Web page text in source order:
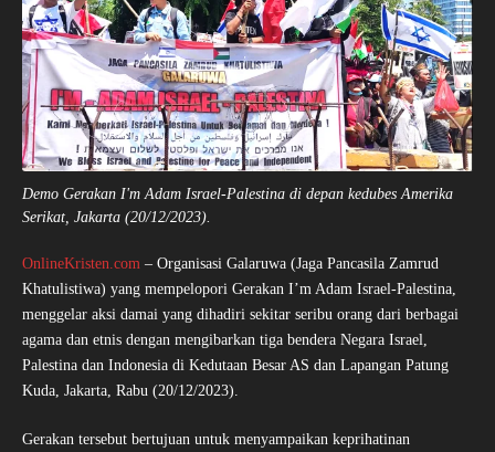
Demo Gerakan I'm Adam Israel-Palestina di depan kedubes Amerika
Serikat, Jakarta (20/12/2023).
OnlineKristen.com – Organisasi Galaruwa (Jaga Pancasila Zamrud
Khatulistiwa) yang mempelopori Gerakan I’m Adam Israel-Palestina,
menggelar aksi damai yang dihadiri sekitar seribu orang dari berbagai
agama dan etnis dengan mengibarkan tiga bendera Negara Israel,
Palestina dan Indonesia di Kedutaan Besar AS dan Lapangan Patung
Kuda, Jakarta, Rabu (20/12/2023).
Gerakan tersebut bertujuan untuk menyampaikan keprihatinan